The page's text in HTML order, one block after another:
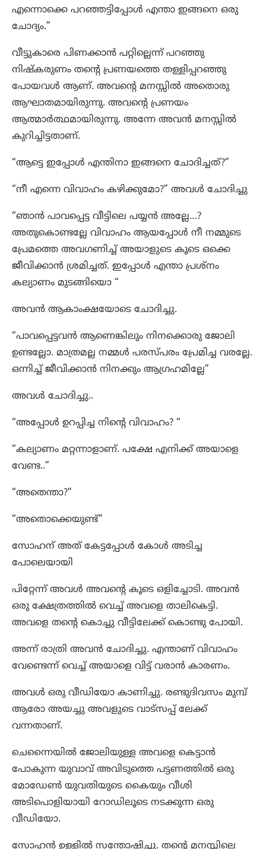
എന്നൊക്കെ പറഞ്ഞട്ടിപ്പോൾ എന്താ ഇങ്ങനെ ഒരു
ചോദ്യം.”
വീട്ടുകാരെ പിണക്കാൻ പറ്റില്ലെന്ന് പറഞ്ഞു
നിഷ്കരുണം തന്റെ പ്രണയത്തെ തള്ളിപ്പറഞ്ഞു
പോയവൾ ആണ്. അവന്റെ മനസ്സിൽ അതൊരു
ആഘാതമായിരുന്നു. അവന്റെ പ്രണയം
ആത്മാർത്ഥമായിരുന്നു. അന്നേ അവൻ മനസ്സിൽ
കുറിച്ചിട്ടതാണ്.
“ആട്ടെ ഇപ്പോൾ എന്തിനാ ഇങ്ങനെ ചോദിച്ചത്?”
“നീ എന്നെ വിവാഹം കഴിക്കുമോ?” അവൾ ചോദിച്ചു
“ഞാൻ പാവപ്പെട്ട വീട്ടിലെ പയ്യൻ അല്ലേ…?
അതുകൊണ്ടല്ലേ വിവാഹം ആയപ്പോൾ നീ നമ്മുടെ
പ്രേമത്തെ അവഗണിച്ച് അയാളുടെ കൂടെ ഒക്കെ
ജീവിക്കാൻ ശ്രമിച്ചത്. ഇപ്പോൾ എന്താ പ്രശ്നം
കല്യാണം മുടങ്ങിയൊ “
അവൻ ആകാംക്ഷയോടെ ചോദിച്ചു.
“പാവപ്പെട്ടവൻ ആണെങ്കിലും നിനക്കൊരു ജോലി
ഉണ്ടല്ലോ. മാത്രമല്ല നമ്മൾ പരസ്പരം പ്രേമിച്ച വരല്ലേ.
ഒന്നിച്ച് ജീവിക്കാൻ നിനക്കും ആഗ്രഹമില്ലേ”
അവൾ ചോദിച്ചു..
“അപ്പോൾ ഉറപ്പിച്ച നിന്റെ വിവാഹം? “
“കല്യാണം മറ്റന്നാളാണ്. പക്ഷേ എനിക്ക് അയാളെ
വേണ്ട..”
“അതെന്താ?”
“അതൊക്കെയുണ്ട്”
സോഹന് അത് കേട്ടപ്പോൾ കോൾ അടിച്ച
പോലെയായി
പിറ്റേന്ന് അവൾ അവന്റെ കൂടെ ഒളിച്ചോടി. അവൻ
ഒരു ക്ഷേത്രത്തിൽ വെച്ച് അവളെ താലികെട്ടി.
അവളെ തന്റെ കൊച്ചു വീട്ടിലേക്ക് കൊണ്ടു പോയി.
അന്ന് രാത്രി അവൻ ചോദിച്ചു. എന്താണ് വിവാഹം
വേണ്ടെന്ന് വെച്ച് അയാളെ വിട്ട് വരാൻ കാരണം.
അവൾ ഒരു വീഡിയോ കാണിച്ചു. രണ്ടുദിവസം മുമ്പ്
ആരോ അയച്ചു അവളുടെ വാട്സപ്പ് ലേക്ക്
വന്നതാണ്.
ചെന്നൈയിൽ ജോലിയുള്ള അവളെ കെട്ടാൻ
പോകുന്ന യുവാവ് അവിടുത്തെ പട്ടണത്തിൽ ഒരു
മോഡേൺ യുവതിയുടെ കൈയും വീശി
അടിപൊളിയായി റോഡിലൂടെ നടക്കുന്ന ഒരു
വീഡിയോ.
സോഹൻ ഉള്ളിൽ സന്തോഷിച്ചു. തന്റെ മനസ്സിലെ